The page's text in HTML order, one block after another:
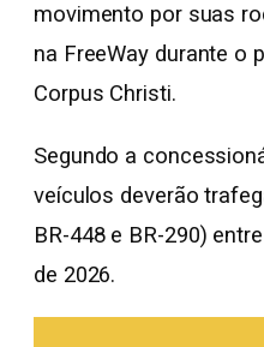
movimento por suas
na FreeWay durante o
Corpus Christi.
Segundo a
veículos deverão
BR-448 e BR-290)
de 2026.